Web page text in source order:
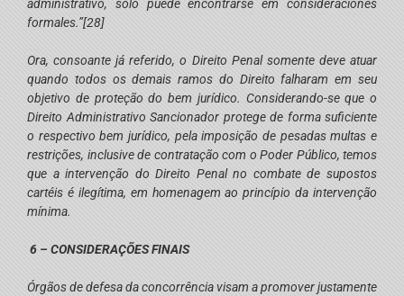
administrativo, sólo puede encontrarse em consideraciones
formales.”[28]
Ora, consoante já referido, o Direito Penal somente deve atuar
quando todos os demais ramos do Direito falharam em seu
objetivo de proteção do bem jurídico. Considerando-se que o
Direito Administrativo Sancionador protege de forma suficiente
o respectivo bem jurídico, pela imposição de pesadas multas e
restrições, inclusive de contratação com o Poder Público, temos
que a intervenção do Direito Penal no combate de supostos
cartéis é ilegítima, em homenagem ao princípio da intervenção
mínima.
6 – CONSIDERAÇÕES FINAIS
Órgãos de defesa da concorrência visam a promover justamente